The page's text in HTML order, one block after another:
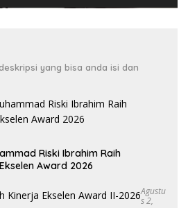
yang bisa anda isi dan
Riski Ibrahim Raih
Award 2026
Agustu
S 2,